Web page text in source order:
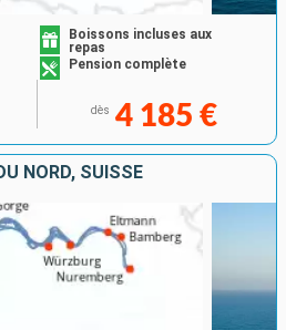
Boissons incluses aux
repas
Pension complète
dès 4 185 €
NORD, SUISSE